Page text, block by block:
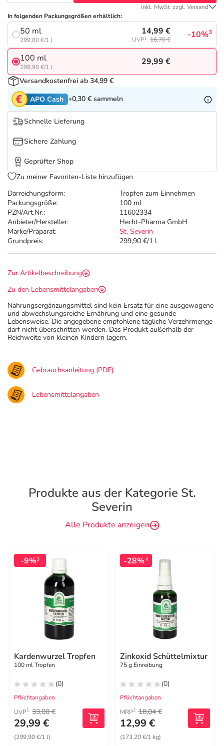
Tierapotheke
Vitamine & Mineralstoffe
Marken
Salus Deals
Darreichungsform:
Tropfen zum Einnehmen
Packungsgröße:
100 ml
PZN/Art.Nr.:
11602334
Anbieter/Hersteller:
Hecht-Pharma GmbH
Marke/Präparat:
St. Severin
Grundpreis:
299,90 €/1 l
inkl. MwSt. zzgl. Versand
In folgenden Packungsgrößen erhältlich:
50 ml
299,80 €/1 l
14,99 €
UVP¹ 16,70 € -10%3
100 ml
299,90 €/1 l
29,99 €
Versandkostenfrei ab 34,99 €
APO Cash +0,30 € sammeln
Schnelle Lieferung
Sichere Zahlung
Geprüfter Shop
Zu meiner Favoriten-Liste hinzufügen
Zur Artikelbeschreibung
Zu den Lebensmittelangaben
Nahrungsergänzungsmittel sind kein Ersatz für eine ausgewogene
und abwechslungsreiche Ernährung und eine gesunde
Lebensweise. Die angegebene empfohlene tägliche Verzehrmenge
darf nicht überschritten werden. Das Produkt außerhalb der
Reichweite von kleinen Kindern lagern.
Gebrauchsanleitung (PDF)
Lebensmittelangaben
Produkte aus der Kategorie St.
Severin
Alle Produkte anzeigen
-9%3
Kardenwurzel Tropfen
100 ml Tropfen
(0)
Pflichtangaben
UVP1 33,00 €
29,99 €
(299,90 €/1 l)
-28%4
Zinkoxid Schüttelmixtur
75 g Einreibung
(0)
Pflichtangaben
MRP2 18,04 €
12,99 €
(173,20 €/1 kg)